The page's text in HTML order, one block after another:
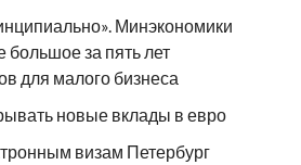
Минэкономики
за пять лет
для малого бизнеса
новые вклады в евро
визам Петербург